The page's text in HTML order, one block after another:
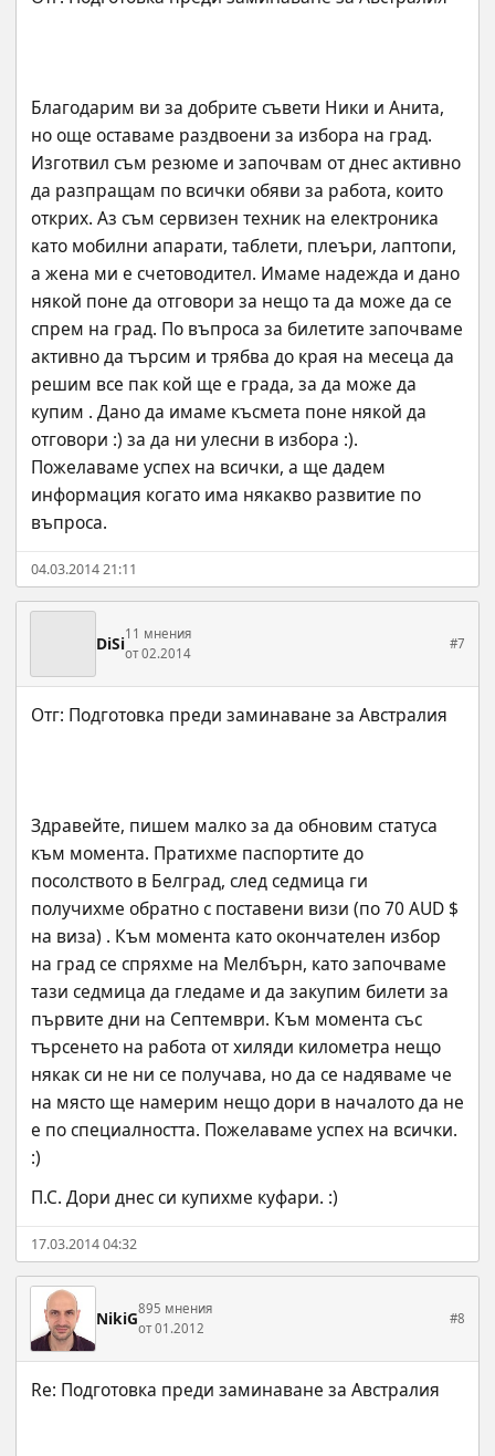
Благодарим ви за добрите съвети Ники и Анита,
но още оставаме раздвоени за избора на град.
Изготвил съм резюме и започвам от днес активно
да разпращaм по всички обяви за работа, които
открих. Аз съм сервизен техник на електроника
като мобилни апарати, таблети, плеъри, лаптопи,
а жена ми е счетоводител. Имаме надежда и дано
някой поне да отговори за нещо та да може да се
спрем на град. По въпроса за билетите започваме
активно да търсим и трябва до края на месеца да
решим все пак кой ще е града, за да може да
купим . Дано да имаме късмета поне някой да
отговори :) за да ни улесни в избора :).
Пожелаваме успех на всички, а ще дадем
информация когато има някакво развитие по
въпроса.
04.03.2014 21:11
DiSi11 мнения
от 02.2014
#7
Здравейте, пишем малко за да обновим статуса
към момента. Пратихме паспортите до
посолството в Белград, след седмица ги
получихме обратно с поставени визи (по 70 AUD $
на виза) . Към момента като окончателен избор
на град се спряхме на Мелбърн, като започваме
тази седмица да гледаме и да закупим билети за
първите дни на Септември. Към момента със
търсенето на работа от хиляди километра нещо
някак си не ни се получава, но да се надяваме че
на място ще намерим нещо дори в началото да не
е по специалността. Пожелаваме успех на всички.
:)
П.С. Дори днес си купихме куфари. :)
17.03.2014 04:32
NikiG895 мнения
от 01.2012
#8